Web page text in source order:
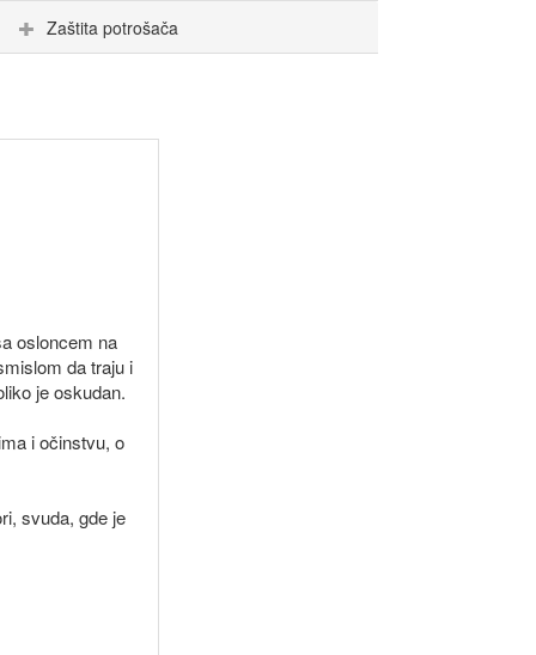
Zaštita potrošača
osloncem na
da traju i
je oskudan.
i očinstvu, o
svuda, gde je